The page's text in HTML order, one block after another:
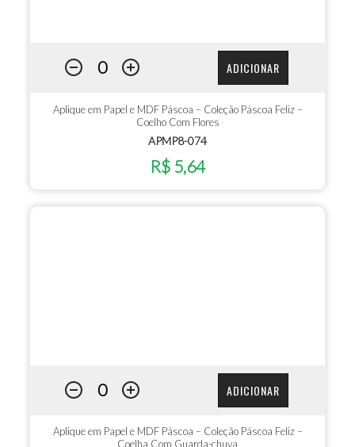
ADICIONAR
Aplique em Papel e MDF Páscoa – Coleção Páscoa Feliz –
Coelho Com Flores
APMP8-074
R$ 5,64
ADICIONAR
Aplique em Papel e MDF Páscoa – Coleção Páscoa Feliz –
Coelha Com Guarda-chuva